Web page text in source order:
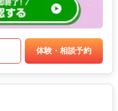
体験・相談予約